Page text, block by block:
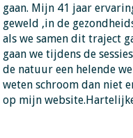
gaan. Mijn 41 jaar
geweld ,in de
als we samen dit traject
gaan we tijdens de
de natuur een helende
weten schroom dan niet
op mijn